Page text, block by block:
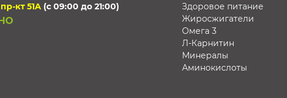
кт 51А (с 09:00 до 21:00)
Здоровое питание
Жиросжигатели
Омега 3
Л-Карнитин
Минералы
Аминокислоты